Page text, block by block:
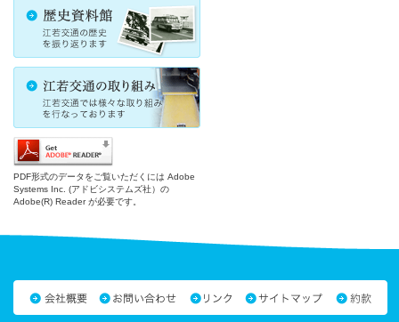
PDF形式のデータをご覧いただくには Adobe
Systems Inc. (アドビシステムズ社）の
Adobe(R) Reader が必要です。